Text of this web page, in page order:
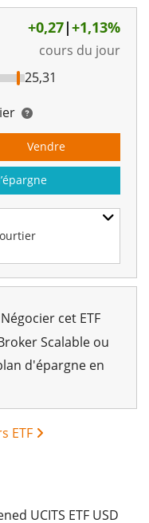
+0,27|+1,13%
cours du jour
25,31
Vendre
Négocier cet ETF
Scalable ou
d'épargne en
ETF
UCITS ETF USD